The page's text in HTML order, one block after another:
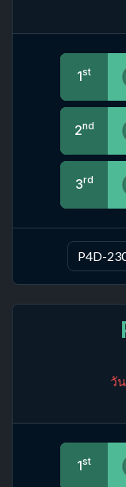
1st
2nd
3rd
P4D-
วั
1st